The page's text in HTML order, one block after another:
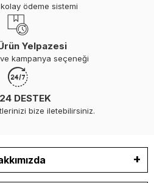
ödeme sistemi
Yelpazesi
kampanya seçeneği
DESTEK
bize iletebilirsiniz.